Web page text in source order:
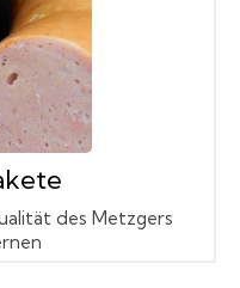
des Metzgers